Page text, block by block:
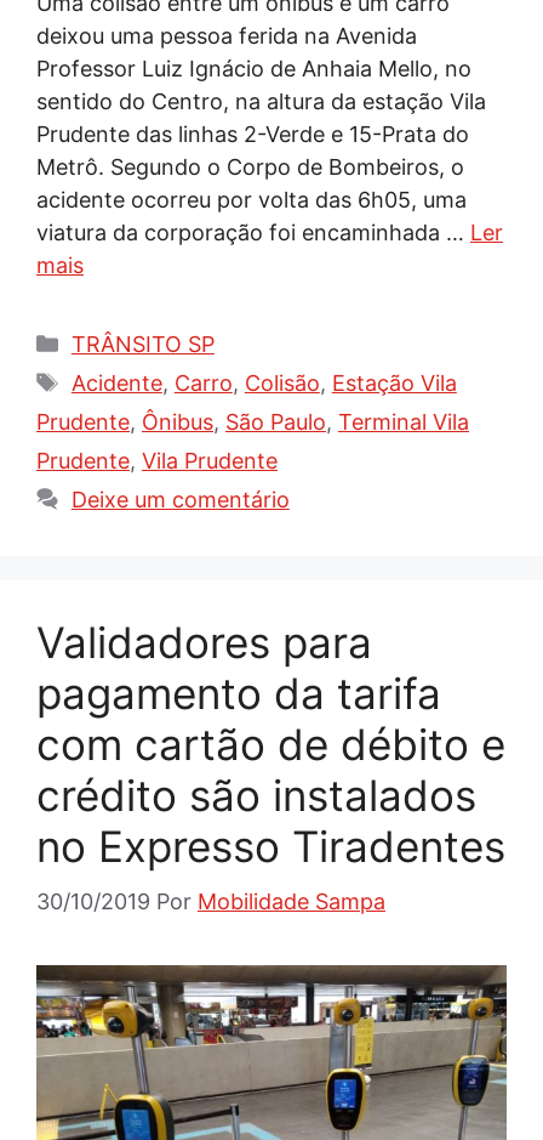
deixou uma pessoa ferida na Avenida
Professor Luiz Ignácio de Anhaia Mello, no
sentido do Centro, na altura da estação Vila
Prudente das linhas 2-Verde e 15-Prata do
Metrô. Segundo o Corpo de Bombeiros, o
acidente ocorreu por volta das 6h05, uma
viatura da corporação foi encaminhada … Ler
mais
Categorias
TRÂNSITO SP
Tags
Acidente, Carro, Colisão, Estação Vila
Prudente, Ônibus, São Paulo, Terminal Vila
Prudente, Vila Prudente
Deixe um comentário
Validadores para
pagamento da tarifa
com cartão de débito e
crédito são instalados
no Expresso Tiradentes
30/10/2019 Por Mobilidade Sampa